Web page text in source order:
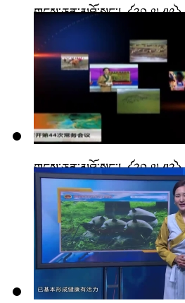
གངས་ཅན་མཐོ་སྒང་། ༼༢༠.༧.༡༩༽
གངས་ཅན་མཐོ་སྒང་། ༼༢༠.༧.༡༢༽